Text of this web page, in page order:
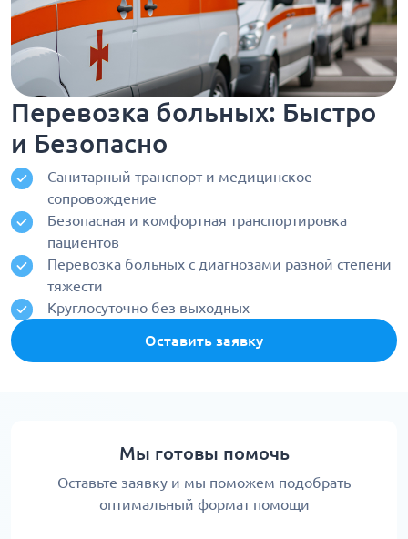
Перевозка больных: Быстро
и Безопасно
Санитарный транспорт и медицинское
сопровождение
Безопасная и комфортная транспортировка
пациентов
Перевозка больных с диагнозами разной степени
тяжести
Круглосуточно без выходных
Оставить заявку
Мы готовы помочь
Оставьте заявку и мы поможем подобрать
оптимальный формат помощи